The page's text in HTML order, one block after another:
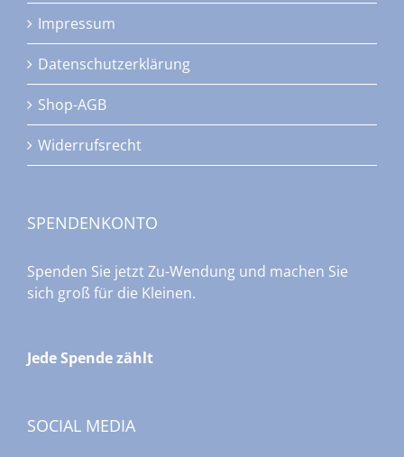
Impressum
Datenschutzerklärung
Shop-AGB
Widerrufsrecht
SPENDENKONTO
Spenden Sie jetzt Zu-Wendung und machen Sie
sich groß für die Kleinen.
Jede Spende zählt
SOCIAL MEDIA